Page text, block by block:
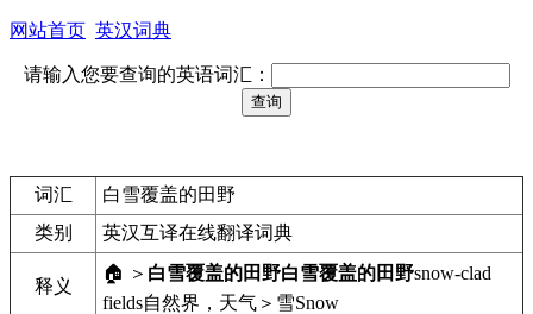
网站首页 英汉词典
请输入您要查询的英语词汇：
词汇
白雪覆盖的田野
类别
英汉互译在线翻译词典
释义
🏠 ＞ 白雪覆盖的田野白雪覆盖的田野snow-clad
fields自然界，天气＞雪Snow